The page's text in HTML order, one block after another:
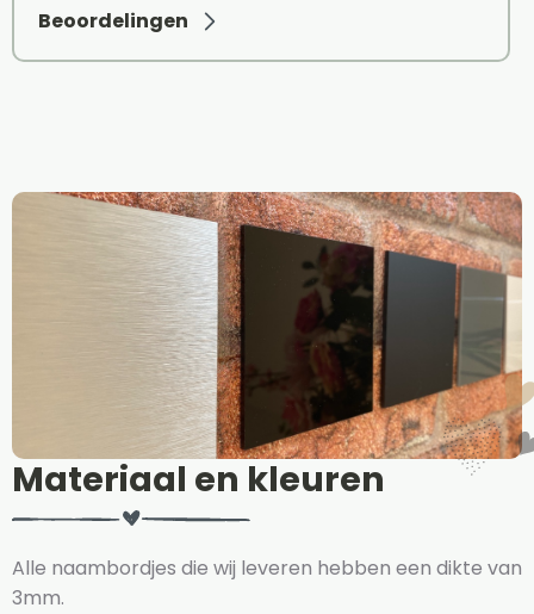
Beoordelingen
Materiaal en kleuren
Alle naambordjes die wij leveren hebben een dikte van
3mm.